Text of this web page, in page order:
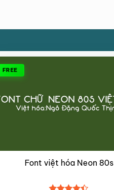
FREE
Font việt hóa Neon 80s